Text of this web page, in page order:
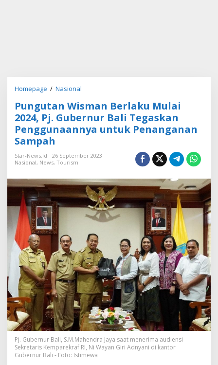
Homepage / Nasional
n
g
u
t
W
m
a
B
e
a
k
u
M
u
a
i
2
0
2
4
,
P
Pungutan Wisman Berlaku Mulai
2024, Pj. Gubernur Bali Tegaskan
Penggunaannya untuk Penanganan
Sampah
Star-News.id
26 September 2023
Nasional, News, Tourism
Pj. Gubernur Bali, S.M.Mahendra Jaya saat menerima audiensi
Sekretaris Kemparekraf RI, Ni Wayan Giri Adnyani di kantor
Gubernur Bali - Foto: Istimewa